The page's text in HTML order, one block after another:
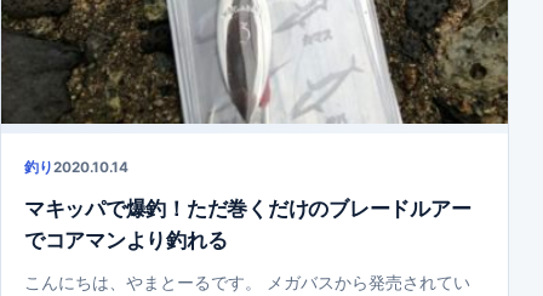
釣り2020.10.14
マキッパで爆釣！ただ巻くだけのブレードルアー
でコアマンより釣れる
こんにちは、やまとーるです。 メガバスから発売されてい